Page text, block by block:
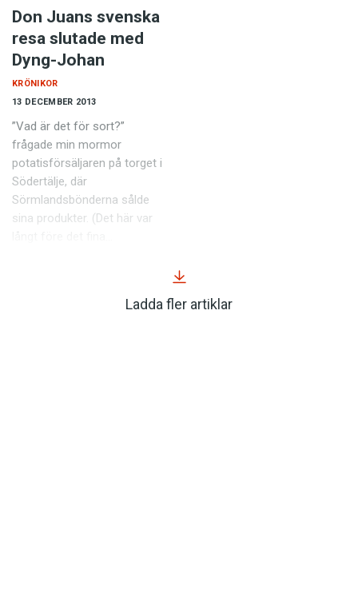
Don Juans svenska
resa slutade med
Dyng-Johan
13 DECEMBER 2013
KRÖNIKOR
”Vad är det för sort?”
frågade min mormor
potatisförsäljaren på torget i
Södertälje, där
Sörmlandsbönderna sålde
sina produkter. (Det här var
Ladda fler artiklar